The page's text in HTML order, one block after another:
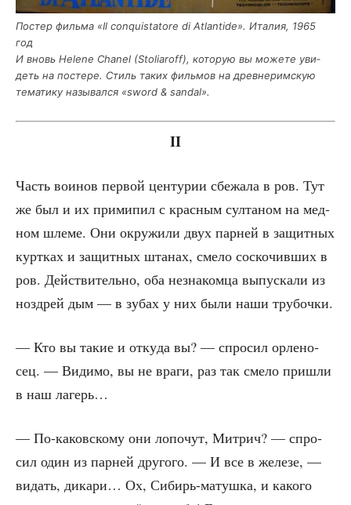
Постер филь­ма «Il conquistatore di Atlantide». Ита­лия, 1965
год
И вновь Helene Chanel (Stoliaroff), кото­рую вы може­те уви­
деть на посте­ре. Стиль таких филь­мов на древ­не­рим­скую
тема­ти­ку назы­вал­ся «sword & sandal».
II
Часть вои­нов пер­вой цен­ту­рии сбе­жа­ла в ров. Тут
же был и их при­ми­пил с крас­ным сул­та­ном на мед­
ном шле­ме. Они окру­жи­ли двух пар­ней в защит­ных
курт­ках и защит­ных шта­нах, сме­ло соско­чив­ших в
ров. Дей­стви­тель­но, оба незна­ком­ца выпус­ка­ли из
нозд­рей дым — в зубах у них были наши трубочки.
— Кто вы такие и отку­да вы? — спро­сил орле­но­
сец. — Види­мо, вы не вра­ги, раз так сме­ло при­шли
в наш лагерь…
— По-каков­ско­му они лопо­чут, Мит­рич? — спро­
сил один из пар­ней дру­го­го. — И все в желе­зе, —
видать, дика­ри… Ох, Сибирь-матуш­ка, и како­го